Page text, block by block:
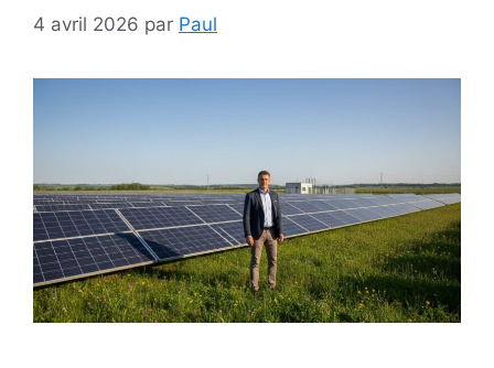
4 avril 2026 par Paul